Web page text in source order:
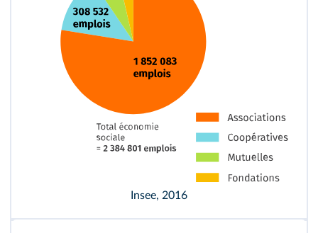
Insee, 2016